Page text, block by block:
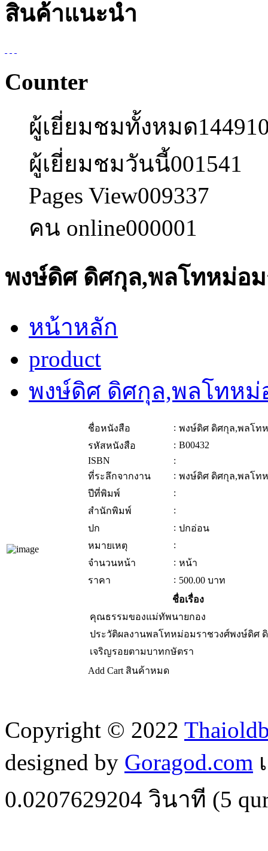
สินค้าแนะนำ
Counter
ผู้เยี่ยมชมทั้งหมด
ผู้เยี่ยมชมวันนี้001541
Pages View009337
คน online000001
พงษ์ดิศ ดิศกุล,พลโทหม่อ
หน้าหลัก
product
พงษ์ดิศ ดิศกุล,พลโทหม่
ชื่อหนังสือ : พงษ์ดิศ ดิศกุล,พลโท
รหัสหนังสือ
: B00432
ISBN
:
ที่ระลึกจากงาน
: พงษ์ดิศ ดิศกุล,พลโท
ปีที่พิมพ์
:
สำนักพิมพ์
:
ปก
: ปกอ่อน
หมายเหตุ
:
จำนวนหน้า
: หน้า
ราคา
: 500.00 บาท
ชื่อเรื่อง
คุณธรรมของแม่ทัพนายกอง
ประวัติผลงานพลโทหม่อมราชวงศ์พงษ์ดิศ
เจริญรอยตามบาทกษัตรา
Add Cart สินค้าหมด
Copyright © 2022
designed by Goragod.com
0.0207629204 วินาที (5